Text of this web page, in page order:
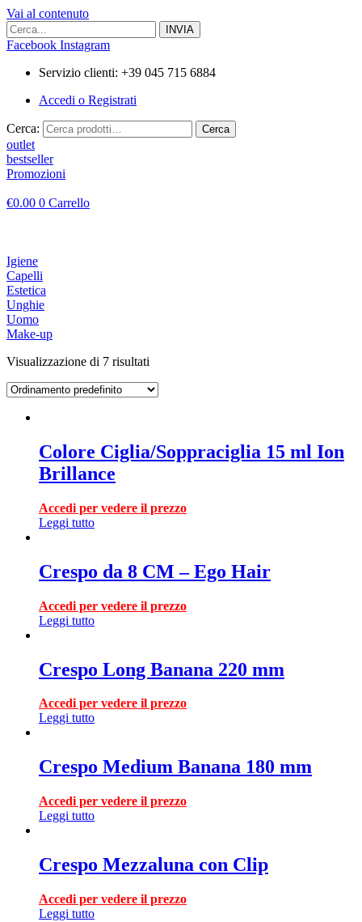
Vai al contenuto
Facebook Instagram
Servizio clienti: +39 045 715 6884
Accedi o Registrati
Cerca: Cerca
outlet
bestseller
Promozioni
€0.00 0 Carrello
Igiene
Capelli
Estetica
Unghie
Uomo
Make-up
Visualizzazione di 7 risultati
Colore Ciglia/Soppraciglia 15 ml Ion
Brillance
Accedi per vedere il prezzo
Leggi tutto
Crespo da 8 CM – Ego Hair
Accedi per vedere il prezzo
Leggi tutto
Crespo Long Banana 220 mm
Accedi per vedere il prezzo
Leggi tutto
Crespo Medium Banana 180 mm
Accedi per vedere il prezzo
Leggi tutto
Crespo Mezzaluna con Clip
Accedi per vedere il prezzo
Leggi tutto